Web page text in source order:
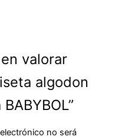
valorar
algodon
no será